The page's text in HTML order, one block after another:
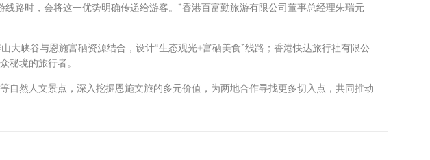
路时，会将这一优势明确传递给游客。”香港百富勤旅游有限公司董事总经理朱瑞元
峡谷与恩施富硒资源结合，设计“生态观光+富硒美食”线路；香港快达旅行社有限公
秘境的旅行者。
然人文景点，深入挖掘恩施文旅的多元价值，为两地合作寻找更多切入点，共同推动